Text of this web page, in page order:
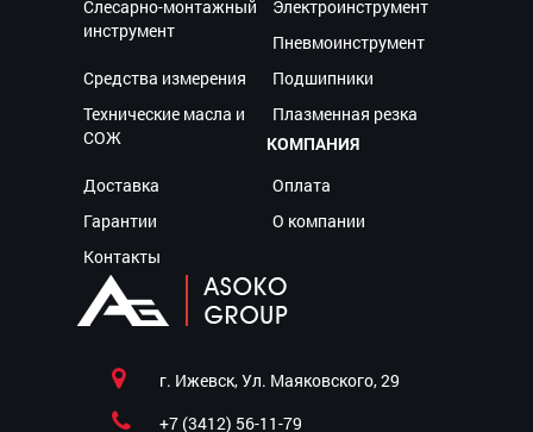
Слесарно-монтажный
инструмент
Электроинструмент
Пневмоинструмент
Средства измерения
Подшипники
Технические масла и
СОЖ
Плазменная резка
КОМПАНИЯ
Доставка
Оплата
Гарантии
О компании
Контакты
г. Ижевск, Ул. Маяковского, 29
+7 (3412) 56-11-79